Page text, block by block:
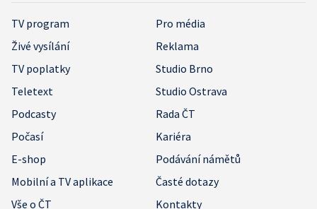
TV program
Pro média
Živé vysílání
Reklama
TV poplatky
Studio Brno
Teletext
Studio Ostrava
Podcasty
Rada ČT
Počasí
Kariéra
E-shop
Podávání námětů
Mobilní a TV aplikace
Časté dotazy
Vše o ČT
Kontakty